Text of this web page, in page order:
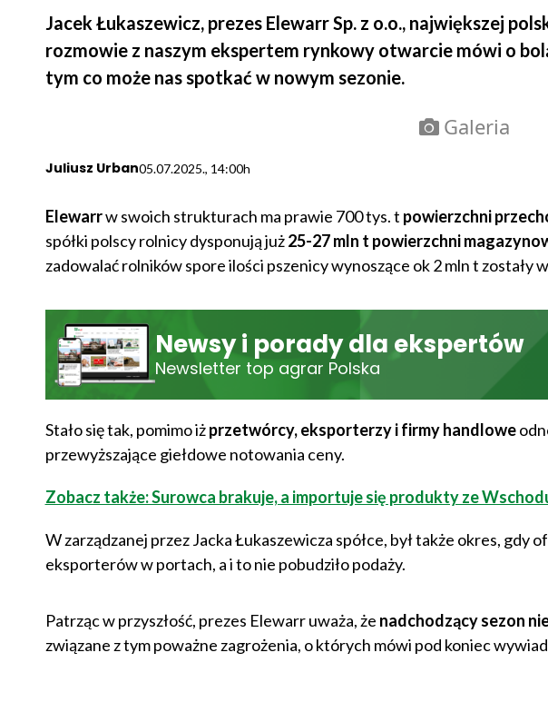
Jacek Łukaszewicz, prezes Elewarr Sp. z o.o., największej
rozmowie z naszym ekspertem rynkowy otwarcie mówi o
tym co może nas spotkać w nowym sezonie.
Galeria
Juliusz Urban05.07.2025., 14:00h
Elewarrw swoich strukturach ma prawie 700 tys. t powierzchni
spółki polscy rolnicy dysponują już25-27 mln t powierzchni
zadowalać rolników spore ilości pszenicy wynoszące ok 2 mln t zostały
Newsy i porady dla ekspertów
Newsletter top agrar Polska
Stało się tak, pomimo iżprzetwórcy, eksporterzy i firmy handlowe
przewyższające giełdowe notowania ceny.
Zobacz także: Surowca brakuje, a importuje się produkty ze
W zarządzanej przez Jacka Łukaszewicza spółce, był także okres,
eksporterów w portach, a i to nie pobudziło podaży.
Patrząc w przyszłość, prezes Elewarr uważa, że nadchodzący sezon
związane z tym poważne zagrożenia, o których mówi pod koniec